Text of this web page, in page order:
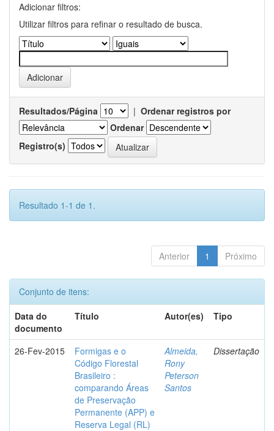
Adicionar filtros:
Utilizar filtros para refinar o resultado de busca.
Resultados/Página | Ordenar registros por
Ordenar
Registro(s)
Resultado 1-1 de 1.
Anterior 1 Próximo
Conjunto de itens:
Data do
documento
Título Autor(es) Tipo
26-Fev-2015
Formigas e o
Código Florestal
Brasileiro :
comparando Áreas
de Preservação
Permanente (APP) e
Reserva Legal (RL)
Almeida,
Rony
Peterson
Santos
Dissertação